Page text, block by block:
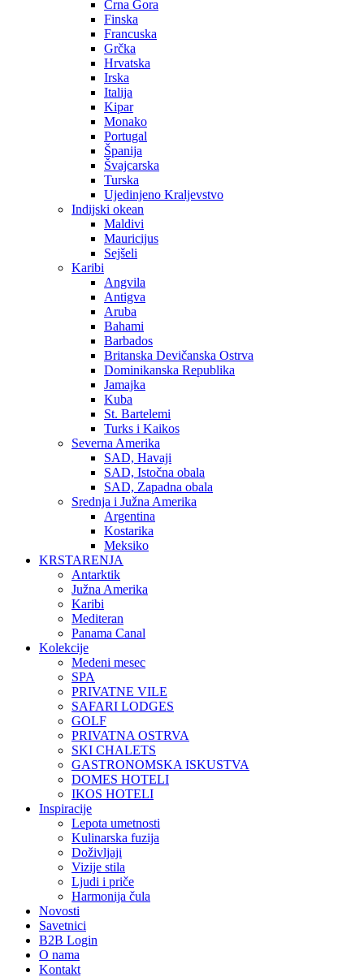
Crna Gora
Finska
Francuska
Grčka
Hrvatska
Irska
Italija
Kipar
Monako
Portugal
Španija
Švajcarska
Turska
Ujedinjeno Kraljevstvo
Indijski okean
Maldivi
Mauricijus
Sejšeli
Karibi
Angvila
Antigva
Aruba
Bahami
Barbados
Britanska Devičanska Ostrva
Dominikanska Republika
Jamajka
Kuba
St. Bartelemi
Turks i Kaikos
Severna Amerika
SAD, Havaji
SAD, Istočna obala
SAD, Zapadna obala
Srednja i Južna Amerika
Argentina
Kostarika
Meksiko
KRSTARENJA
Antarktik
Južna Amerika
Karibi
Mediteran
Panama Canal
Kolekcije
Medeni mesec
SPA
PRIVATNE VILE
SAFARI LODGES
GOLF
PRIVATNA OSTRVA
SKI CHALETS
GASTRONOMSKA ISKUSTVA
DOMES HOTELI
IKOS HOTELI
Inspiracije
Lepota umetnosti
Kulinarska fuzija
Doživljaji
Vizije stila
Ljudi i priče
Harmonija čula
Novosti
Savetnici
B2B Login
O nama
Kontakt